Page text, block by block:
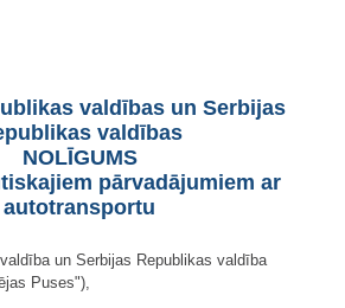
valdības un Serbijas
valdības
NOLĪGUMS
pārvadājumiem ar
autotransportu
un Serbijas Republikas valdība
Puses"),